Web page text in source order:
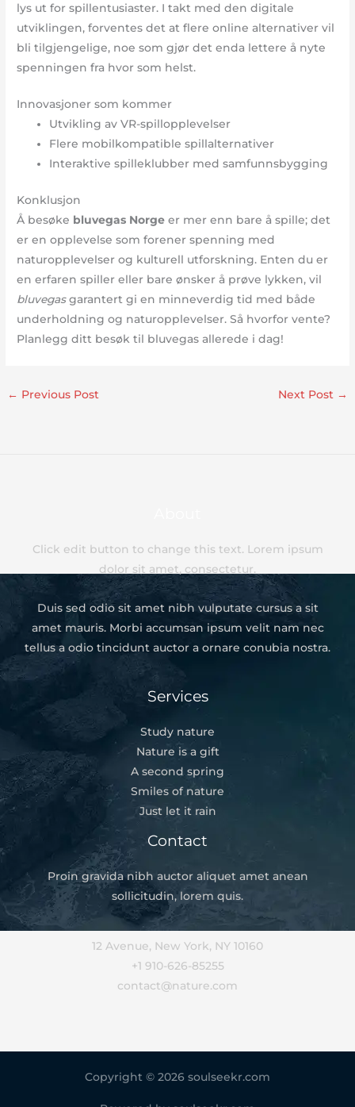
lys ut for spillentusiaster. I takt med den digitale
utviklingen, forventes det at flere online alternativer vil
bli tilgjengelige, noe som gjør det enda lettere å nyte
spenningen fra hvor som helst.
Innovasjoner som kommer
Utvikling av VR-spillopplevelser
Flere mobilkompatible spillalternativer
Interaktive spilleklubber med samfunnsbygging
Konklusjon
Å besøke bluvegas Norge er mer enn bare å spille; det
er en opplevelse som forener spenning med
naturopplevelser og kulturell utforskning. Enten du er
en erfaren spiller eller bare ønsker å prøve lykken, vil
bluvegasgarantert gi en minneverdig tid med både
underholdning og naturopplevelser. Så hvorfor vente?
Planlegg ditt besøk til bluvegas allerede i dag!
← Previous Post Next Post →
Click edit button to change this text. Lorem ipsum
dolor sit amet, consectetur.
Duis sed odio sit amet nibh vulputate cursus a sit
amet mauris. Morbi accumsan ipsum velit nam nec
tellus a odio tincidunt auctor a ornare conubia nostra.
Services
Study nature
Nature is a gift
A second spring
Smiles of nature
Just let it rain
Contact
Proin gravida nibh auctor aliquet amet anean
sollicitudin, lorem quis.
12 Avenue, New York, NY 10160
+1 910-626-85255
contact@nature.com
Copyright © 2026 soulseekr.com